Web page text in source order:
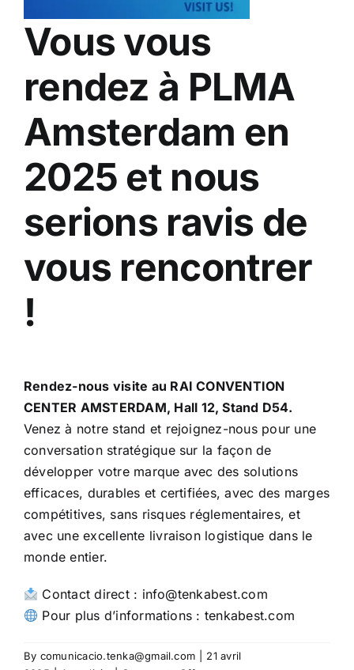
Vous vous
rendez à PLMA
Amsterdam en
2025 et nous
serions ravis de
vous rencontrer
!
Rendez-nous visite au RAI CONVENTION
CENTER AMSTERDAM, Hall 12, Stand D54.
Venez à notre stand et rejoignez-nous pour une
conversation stratégique sur la façon de
développer votre marque avec des solutions
efficaces, durables et certifiées, avec des marges
compétitives, sans risques réglementaires, et
avec une excellente livraison logistique dans le
monde entier.
Contact direct : info@tenkabest.com
Pour plus d’informations : tenkabest.com
By comunicacio.tenka@gmail.com
21 avril